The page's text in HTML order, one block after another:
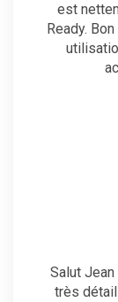
est
Ready.
Salut
très